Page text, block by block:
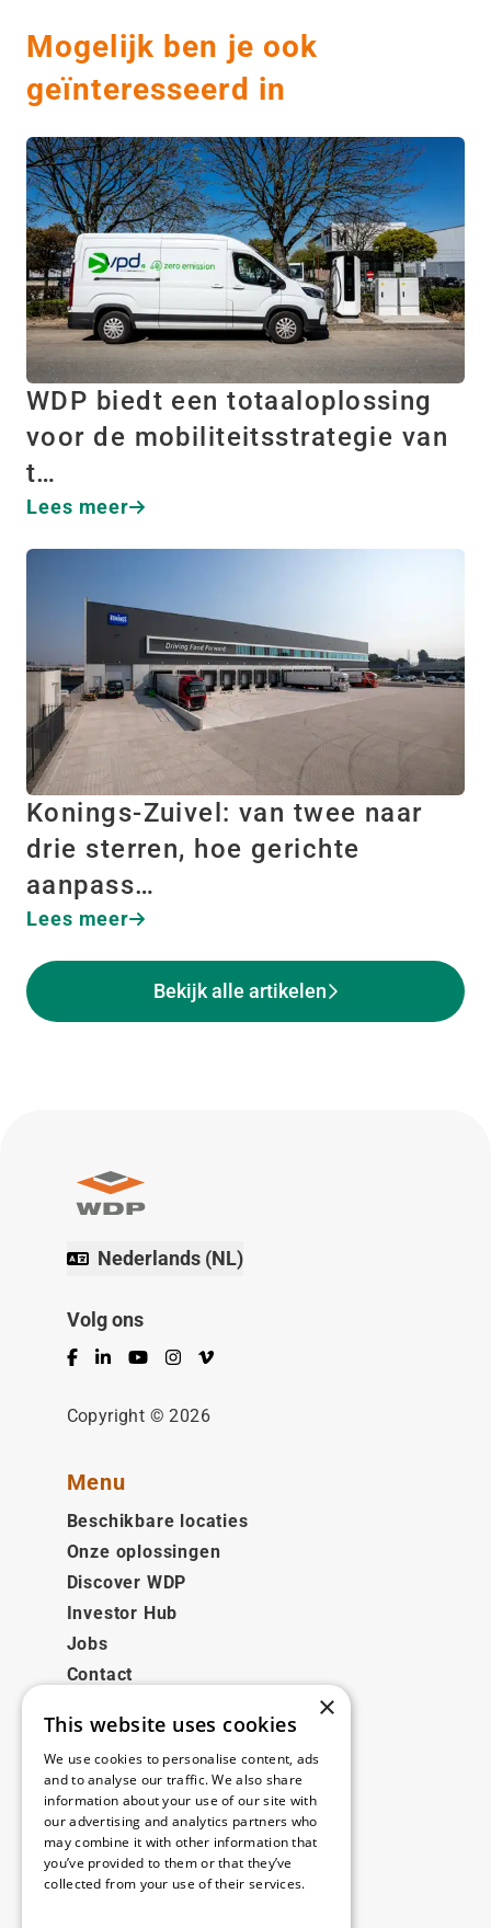
Mogelijk ben je ook
geïnteresseerd in
WDP biedt een totaaloplossing
voor de mobiliteitsstrategie van
t…
Lees meer
Konings-Zuivel: van twee naar
drie sterren, hoe gerichte
aanpass…
Lees meer
Bekijk alle artikelen
Nederlands (NL)
Volg ons
Facebook
LinkedInYouTubeInstagram
Vimeo
Copyright © 2026
Menu
Beschikbare locaties
Onze oplossingen
Discover WDP
Investor Hub
Jobs
Contact
Juridisch
Disclaimer
Privacy policy
Cookie policy
×
This website uses cookies
We use cookies to personalise content, ads
and to analyse our traffic. We also share
information about your use of our site with
our advertising and analytics partners who
may combine it with other information that
you’ve provided to them or that they’ve
collected from your use of their services.